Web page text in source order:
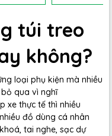
túi treo
không?
loại phụ kiện mà nhiều
qua vì nghĩ
xe thực tế thì nhiều
đồ dùng cá nhân
tai nghe, sạc dự